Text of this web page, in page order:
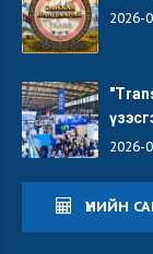
2026-
2026-
ҮНИЙН